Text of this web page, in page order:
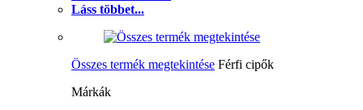
Láss többet...
Összes termék megtekintése Férfi cipők
Márkák